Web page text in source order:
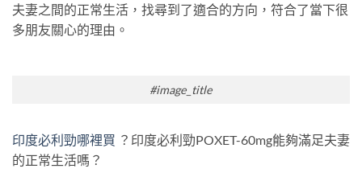
夫妻之間的正常生活，找尋到了適合的方向，符合了當下很
多朋友關心的理由。
#image_title
印度必利勁哪裡買 ？印度必利勁POXET-60mg能夠滿足夫妻
的正常生活嗎？